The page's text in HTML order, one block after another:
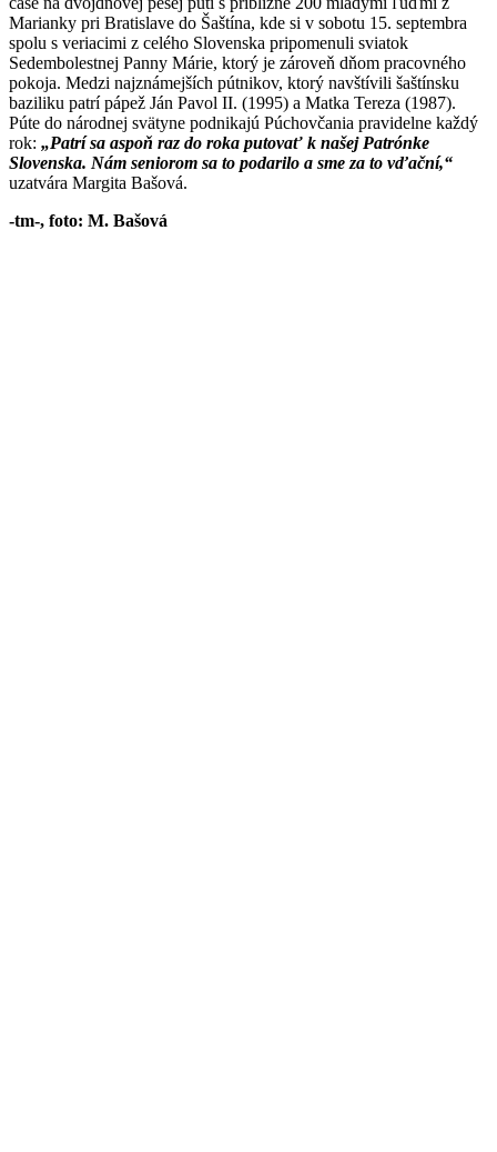
Marianky pri Bratislave do Šaštína, kde si v sobotu 15. septembra
spolu s veriacimi z celého Slovenska pripomenuli sviatok
Sedembolestnej Panny Márie, ktorý je zároveň dňom pracovného
pokoja. Medzi najznámejších pútnikov, ktorý navštívili šaštínsku
baziliku patrí pápež Ján Pavol II. (1995) a Matka Tereza (1987).
Púte do národnej svätyne podnikajú Púchovčania pravidelne každý
rok: „Patrí sa aspoň raz do roka putovať k našej Patrónke
Slovenska. Nám seniorom sa to podarilo a sme za to vďační,“
uzatvára Margita Bašová.
-tm-, foto: M. Bašová